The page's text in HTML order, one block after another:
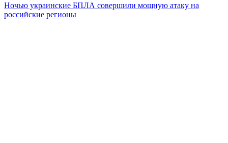
Ночью украинские БПЛА совершили мощную атаку на
российские регионы